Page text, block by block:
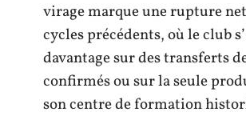
virage marque une rupture
cycles précédents, où le club
davantage sur des transferts
confirmés ou sur la seule
son centre de formation